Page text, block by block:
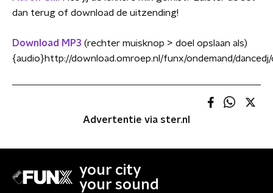
dan terug of download de uitzending!
Download MP3 (rechter muisknop > doel opslaan als)
{audio}http://download.omroep.nl/funx/ondemand/
Advertentie via ster.nl
your city
your sound